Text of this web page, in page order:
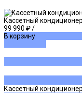
Кассетный
99 990 ₽/
В корзину
Кассетный